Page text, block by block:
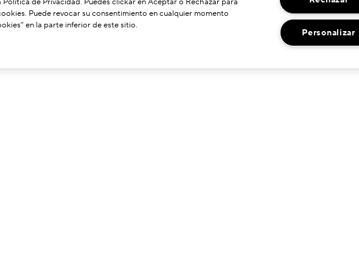
Puede revocar su consentimiento en cualquier momento
en la parte inferior de este sitio.
Personalizar